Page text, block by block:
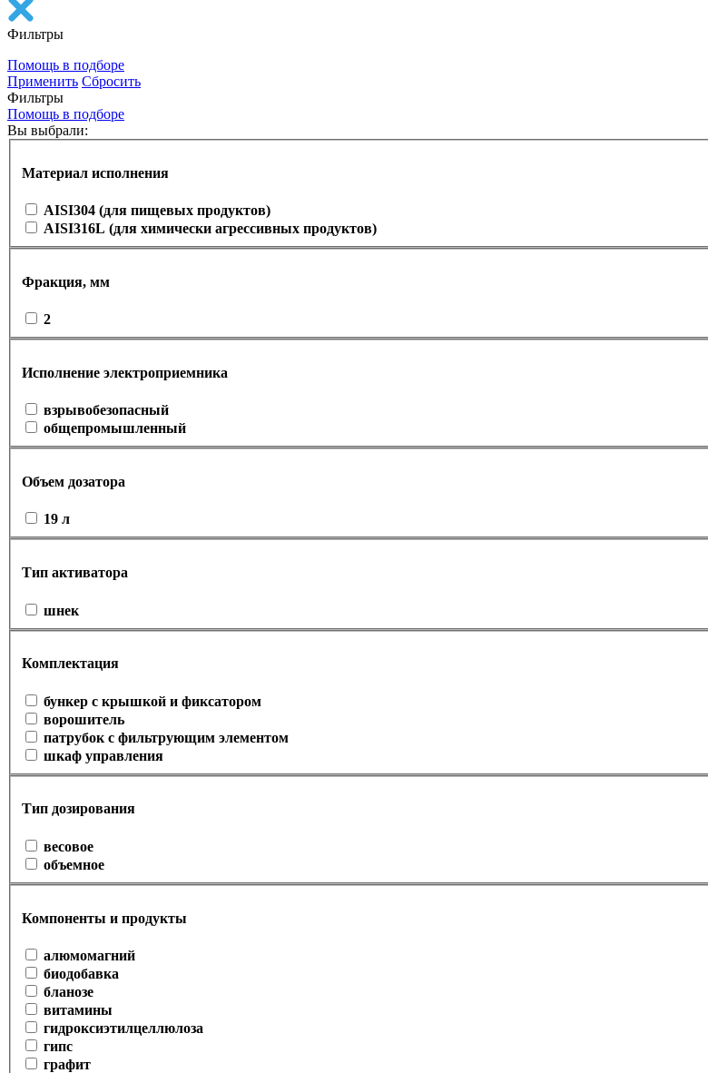
Фильтры
Помощь в подборе
Применить Сбросить
Фильтры
Помощь в подборе
Вы выбрали:
Материал исполнения
AISI304 (для пищевых продуктов)
AISI316L (для химически агрессивных продуктов)
Фракция, мм
2
Исполнение электроприемника
взрывобезопасный
общепромышленный
Объем дозатора
19 л
Тип активатора
шнек
Комплектация
бункер с крышкой и фиксатором
ворошитель
патрубок с фильтрующим элементом
шкаф управления
Тип дозирования
весовое
объемное
Компоненты и продукты
алюмомагний
биодобавка
бланозе
витамины
гидроксиэтилцеллюлоза
гипс
графит